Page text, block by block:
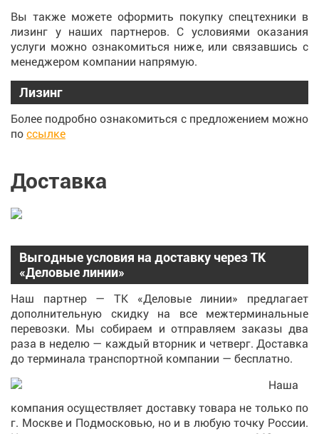
Вы также можете оформить покупку спецтехники в
лизинг у наших партнеров. С условиями оказания
услуги можно ознакомиться ниже, или связавшись с
менеджером компании напрямую.
Лизинг
Более подробно ознакомиться с предложением можно
по ссылке
Доставка
Выгодные условия на доставку через ТК
«Деловые линии»
Наш партнер — ТК «Деловые линии» предлагает
дополнительную скидку на все межтерминальные
перевозки. Мы собираем и отправляем заказы два
раза в неделю — каждый вторник и четверг. Доставка
до терминала транспортной компании — бесплатно.
Наша
компания осуществляет доставку товара не только по
г. Москве и Подмосковью, но и в любую точку России.